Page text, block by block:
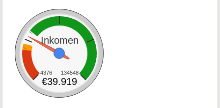
Inkomen
4376 134548
€39.919